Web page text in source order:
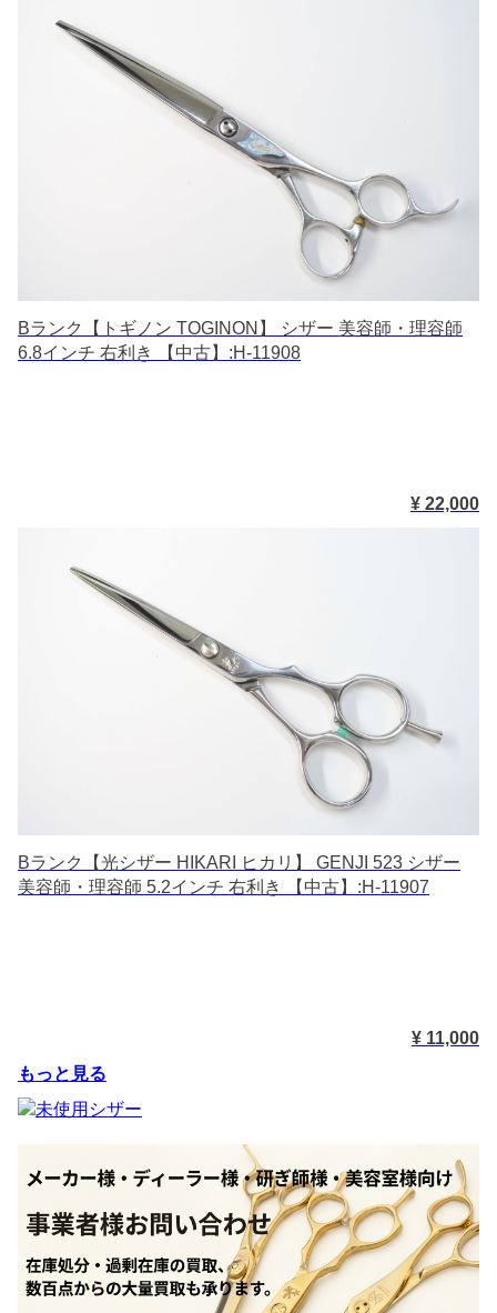
Bランク【トギノン TOGINON】 シザー 美容師・理容師
6.8インチ 右利き 【中古】:H-11908
¥ 22,000
Bランク【光シザー HIKARI ヒカリ】 GENJI 523 シザー
美容師・理容師 5.2インチ 右利き 【中古】:H-11907
¥ 11,000
もっと見る